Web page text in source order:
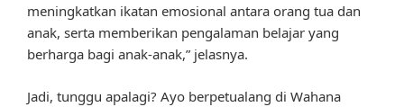
meningkatkan ikatan emosional antara orang tua dan
anak, serta memberikan pengalaman belajar yang
berharga bagi anak-anak,” jelasnya.
Jadi, tunggu apalagi? Ayo berpetualang di Wahana